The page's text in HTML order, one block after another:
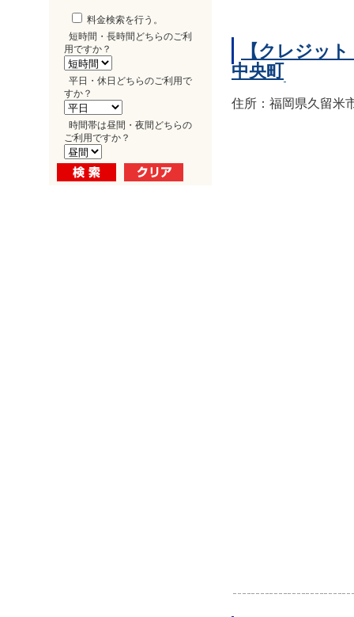
料金検索を行う。
短時間・長時間どちらのご利
用ですか？
平日・休日どちらのご利用で
すか？
時間帯は昼間・夜間どちらの
ご利用ですか？
【クレジッ
中央町
住所：福岡県久留米